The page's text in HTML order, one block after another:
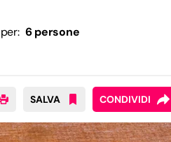
6 persone
SALVA CONDIVIDI